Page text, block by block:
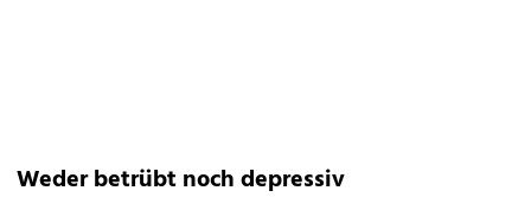
Weder betrübt noch depressiv